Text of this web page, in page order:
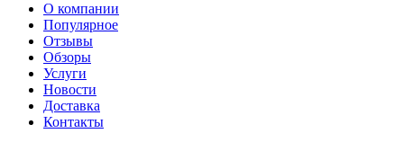
О компании
Популярное
Отзывы
Обзоры
Услуги
Новости
Доставка
Контакты